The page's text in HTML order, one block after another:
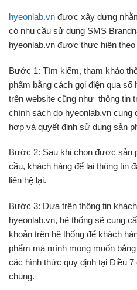
hyeonlab.vn được xây dựng
có nhu cầu sử dụng SMS
hyeonlab.vn được thực hiện
Bước 1: Tìm kiếm, tham khảo
phẩm bằng cách gọi điện qua số
trên website cũng như thông tin
chính sách do hyeonlab.vn
hợp và quyết định sử dụng sản
Bước 2: Sau khi chọn được sản
cầu, khách hàng để lại thông tin
liên hệ lại.
Bước 3: Dựa trên thông tin
hyeonlab.vn, hệ thống sẽ cung
khoản trên hệ thống để khách
phẩm mà mình mong muốn
các hình thức quy định tại Điều
chung.